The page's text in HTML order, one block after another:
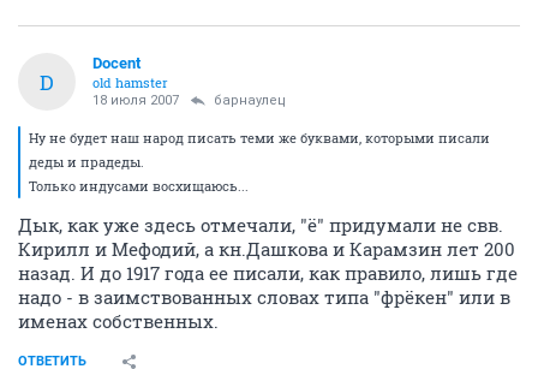
D
Docent
old hamster
18 июля 2007 барнаулец
Ну не будет наш народ писать теми же буквами, которыми писали
деды и прадеды.
Только индусами восхищаюсь...
Дык, как уже здесь отмечали, "ё" придумали не свв.
Кирилл и Мефодий, а кн.Дашкова и Карамзин лет 200
назад. И до 1917 года ее писали, как правило, лишь где
надо - в заимствованных словах типа "фрёкен" или в
именах собственных.
ОТВЕТИТЬ